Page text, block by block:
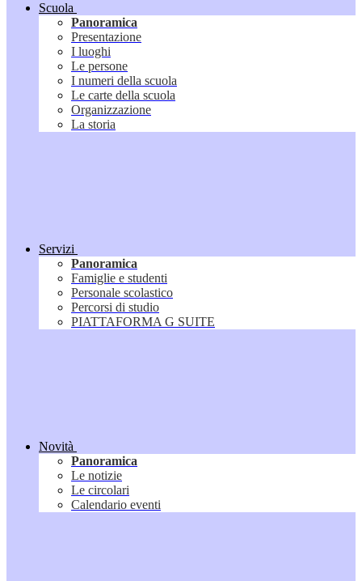
Scuola
Panoramica
Presentazione
I luoghi
Le persone
I numeri della scuola
Le carte della scuola
Organizzazione
La storia
Servizi
Panoramica
Famiglie e studenti
Personale scolastico
Percorsi di studio
PIATTAFORMA G SUITE
Novità
Panoramica
Le notizie
Le circolari
Calendario eventi